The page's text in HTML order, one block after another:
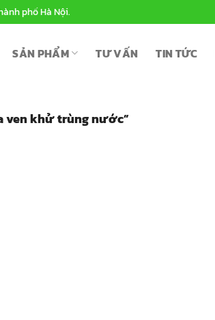
phố Hà Nội.
SẢN PHẨM TƯ VẤN TIN TỨC
ven khử trùng nước”